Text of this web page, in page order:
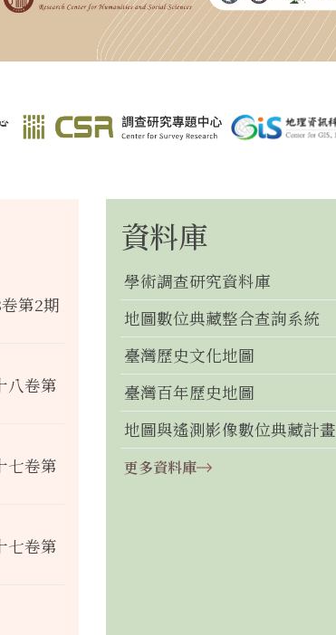
第2期
八卷第
七卷第
七卷第
資料庫
學術調查研究資料庫
地圖數位典藏整合查詢系統
臺灣歷史文化地圖
臺灣百年歷史地圖
地圖與遙測影像數位典藏計畫
更多資料庫